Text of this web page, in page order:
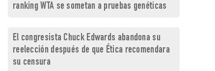
ranking WTA se sometan a pruebas genéticas
El congresista Chuck Edwards abandona su
reelección después de que Ética recomendara
su censura